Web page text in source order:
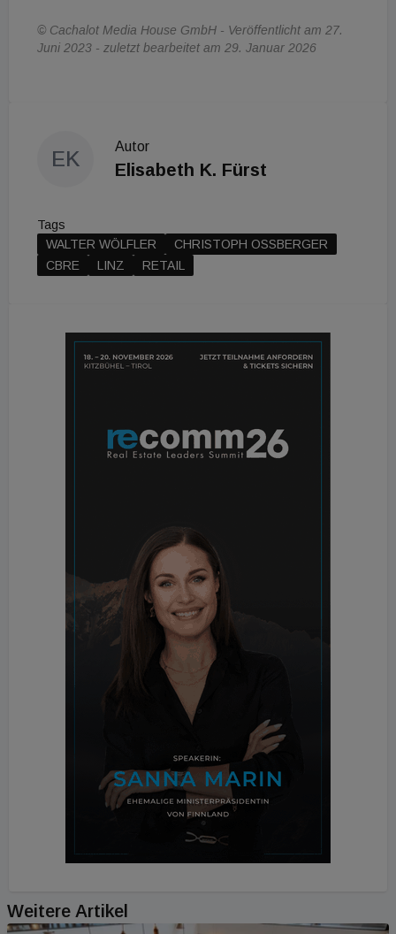
© Cachalot Media House GmbH - Veröffentlicht am 27.
Juni 2023 - zuletzt bearbeitet am 29. Januar 2026
EK
Autor
Elisabeth K. Fürst
Tags
WALTER WÖLFLER
CHRISTOPH OSSBERGER
CBRE
LINZ RETAIL
Weitere Artikel